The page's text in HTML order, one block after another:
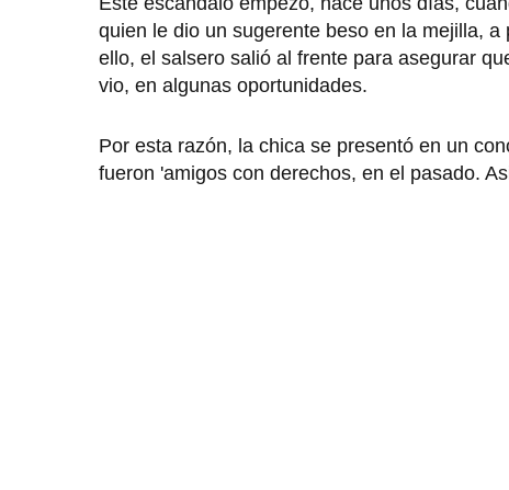
quien le dio un sugerente beso en la mejilla,
ello, el salsero salió al frente para asegurar
vio, en algunas oportunidades.
Por esta razón, la chica se presentó en un
fueron 'amigos con derechos, en el pasado.